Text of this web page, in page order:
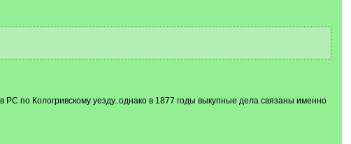
по Кологривскому уезду..однако в 1877 годы выкупные дела связаны именно